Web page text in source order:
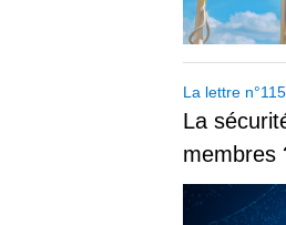
La lettre n°
La
membres